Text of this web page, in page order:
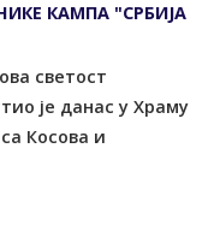
КАМПА "СРБИЈА
светост
је данас у Храму
Косова и